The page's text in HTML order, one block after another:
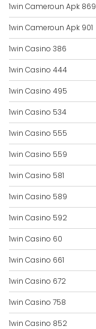
1win Cameroun Apk 869
1win Cameroun Apk 901
1win Casino 386
1win Casino 444
1win Casino 495
1win Casino 534
1win Casino 555
1win Casino 559
1win Casino 581
1win Casino 589
1win Casino 592
1win Casino 60
1win Casino 661
1win Casino 672
1win Casino 758
1win Casino 852